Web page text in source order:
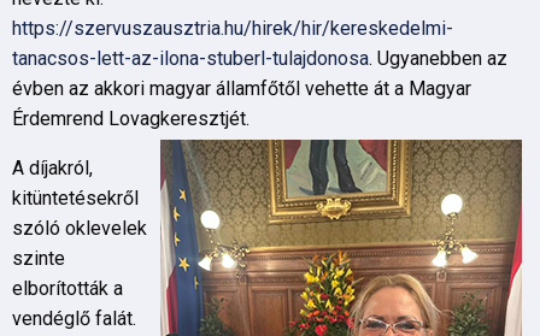
https://szervuszausztria.hu/hirek/hir/kereskedelmi-
tanacsos-lett-az-ilona-stuberl-tulajdonosa. Ugyanebben az
évben az akkori magyar államfőtől vehette át a Magyar
Érdemrend Lovagkeresztjét.
A díjakról,
kitüntetésekről
szóló oklevelek
szinte
elborították a
vendéglő falát.